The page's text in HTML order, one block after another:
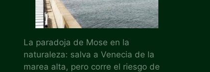
La paradoja de Mose en la
naturaleza: salva a Venecia de la
marea alta, pero corre el riesgo de